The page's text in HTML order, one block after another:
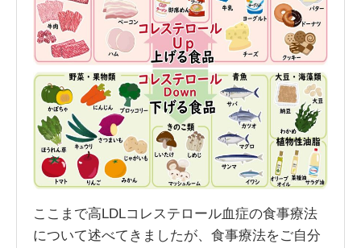
ここまで高LDLコレステロール血症の食事療法
について述べてきましたが、食事療法をご自分